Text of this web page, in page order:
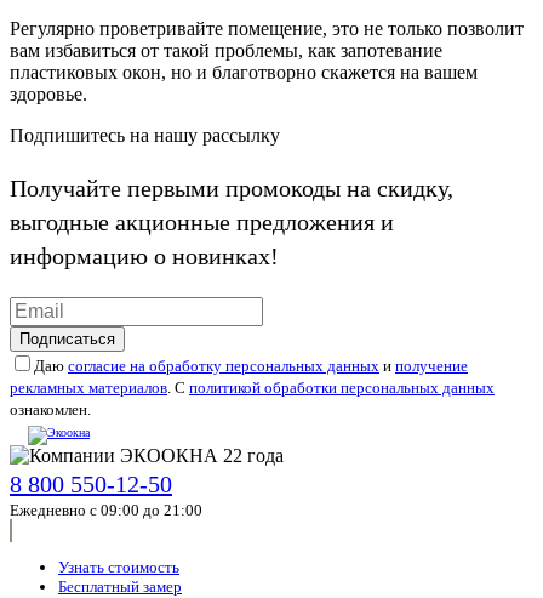
Регулярно проветривайте помещение, это не только позволит
вам избавиться от такой проблемы, как запотевание
пластиковых окон, но и благотворно скажется на вашем
здоровье.
Подпишитесь на нашу рассылку
Получайте первыми промокоды на скидку,
выгодные акционные предложения и
информацию о новинках!
Подписаться
Даю согласие на обработку персональных данных и получение
рекламных материалов. С политикой обработки персональных данных
ознакомлен.
8 800 550-12-50
Ежедневно с 09:00 до 21:00
Узнать стоимость
Бесплатный замер